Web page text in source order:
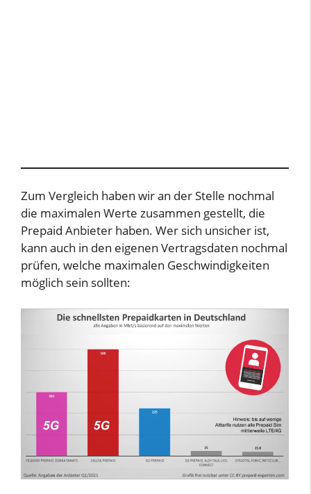
Zum Vergleich haben wir an der Stelle nochmal
die maximalen Werte zusammen gestellt, die
Prepaid Anbieter haben. Wer sich unsicher ist,
kann auch in den eigenen Vertragsdaten nochmal
prüfen, welche maximalen Geschwindigkeiten
möglich sein sollten: